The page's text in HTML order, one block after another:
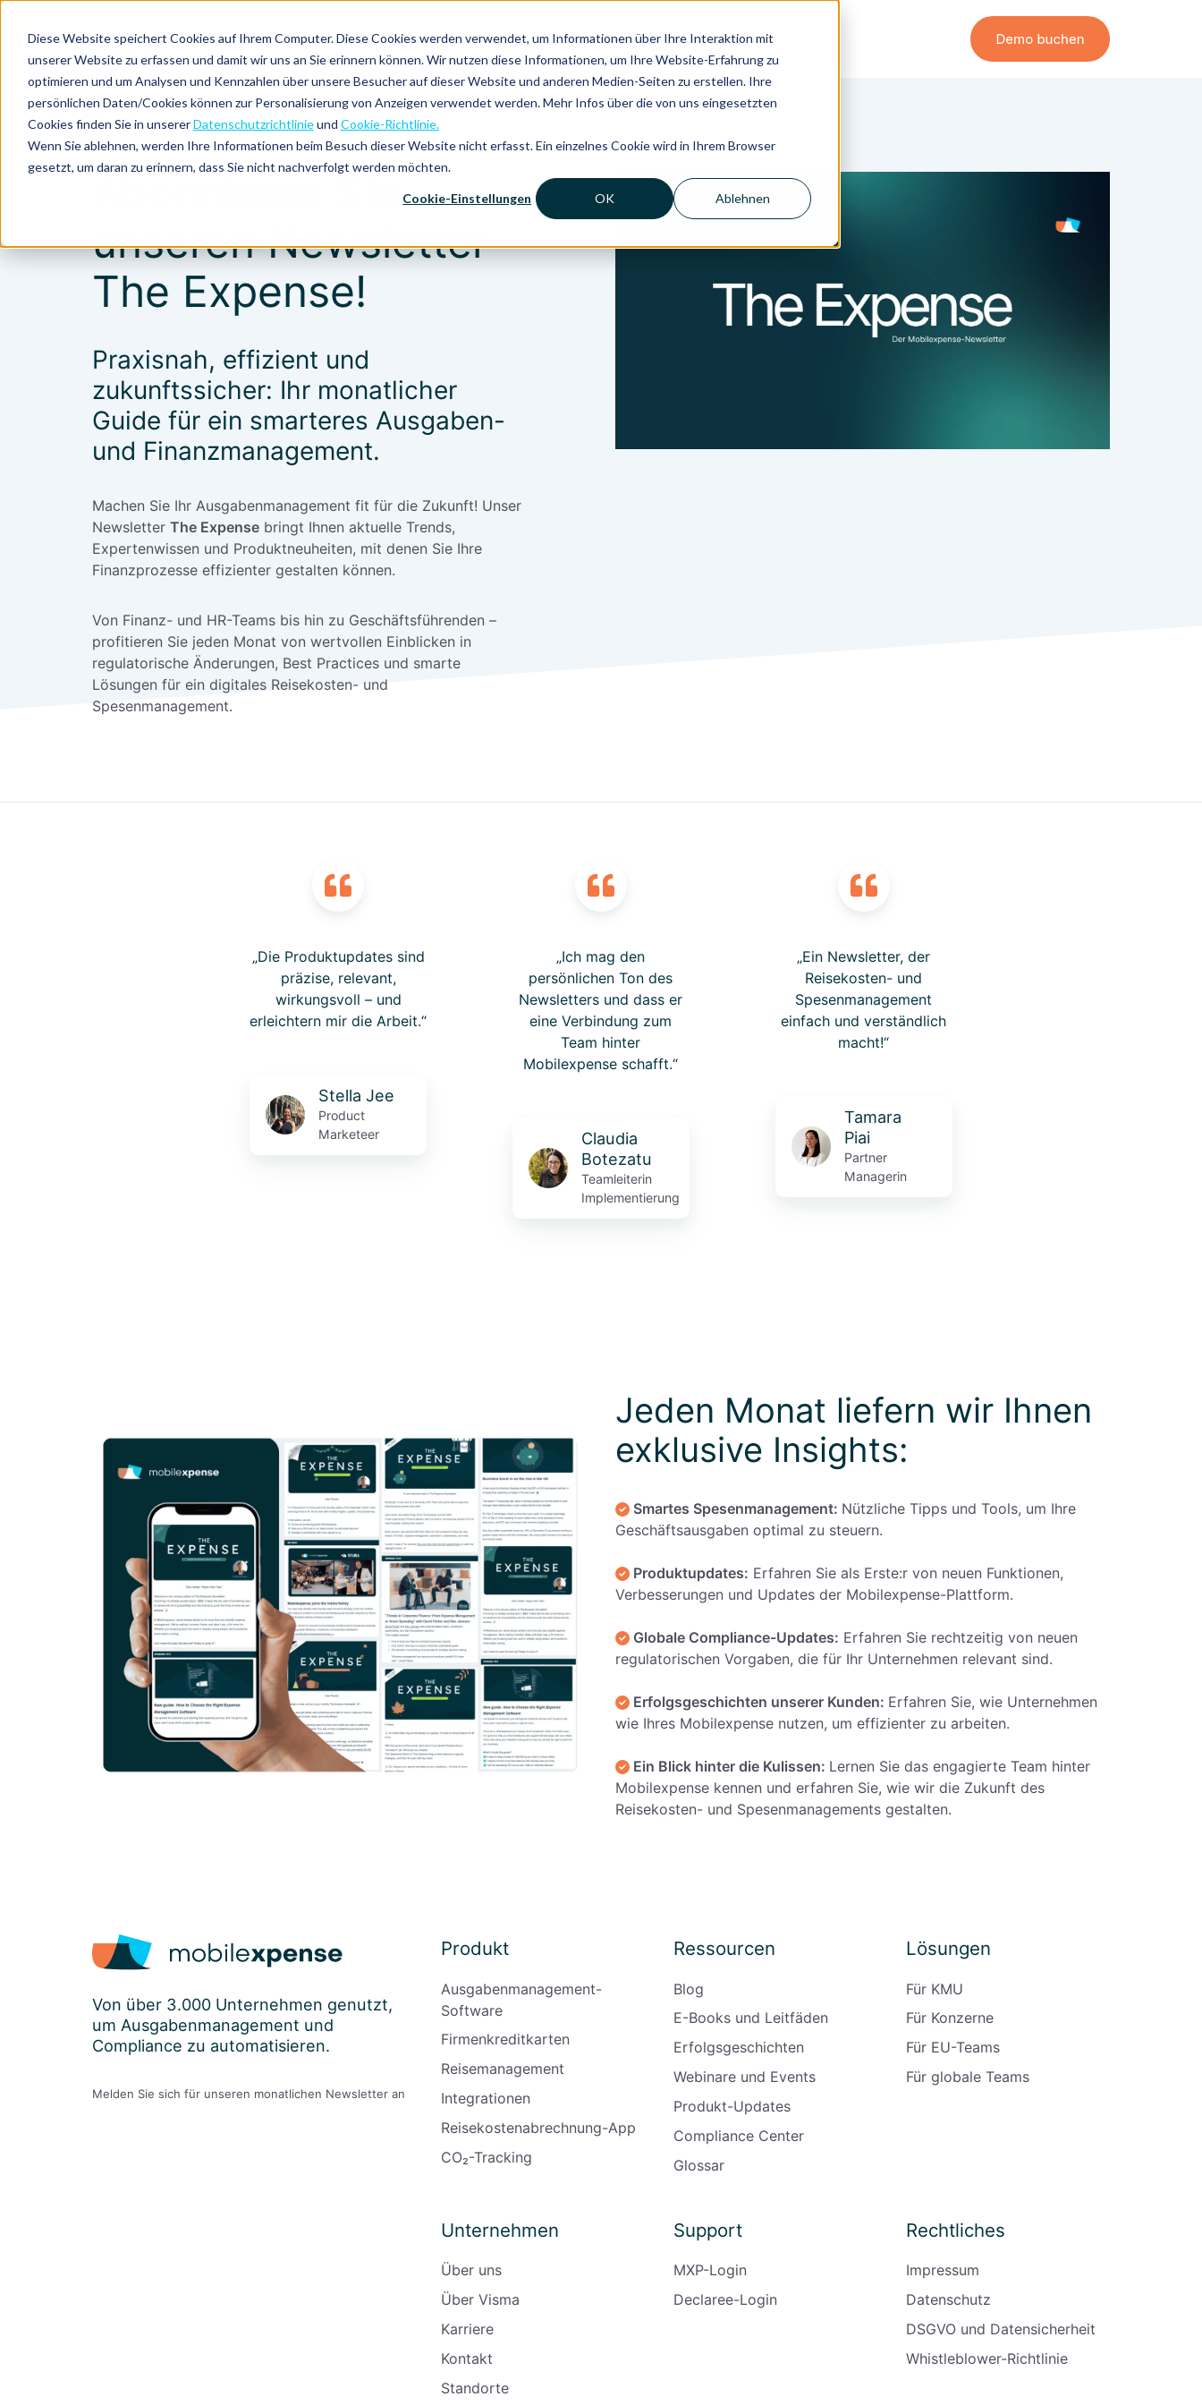
Diese Website speichert Cookies auf Ihrem Computer. Diese Cookies werden verwendet, um Informationen über Ihre Interaktion mit
unserer Website zu erfassen und damit wir uns an Sie erinnern können. Wir nutzen diese Informationen, um Ihre Website-Erfahrung zu
optimieren und um Analysen und Kennzahlen über unsere Besucher auf dieser Website und anderen Medien-Seiten zu erstellen. Ihre
persönlichen Daten/Cookies können zur Personalisierung von Anzeigen verwendet werden. Mehr Infos über die von uns eingesetzten
Cookies finden Sie in unsererDatenschutzrichtlinieund Cookie-Richtlinie.
Wenn Sie ablehnen, werden Ihre Informationen beim Besuch dieser Website nicht erfasst. Ein einzelnes Cookie wird in Ihrem Browser
gesetzt, um daran zu erinnern, dass Sie nicht nachverfolgt werden möchten.
Cookie-Einstellungen OK Ablehnen
NEWSLETTER
unseren Newsletter
The Expense!
Praxisnah, effizient und
zukunftssicher: Ihr monatlicher
Guide für ein smarteres Ausgaben-
und Finanzmanagement.
Machen Sie Ihr Ausgabenmanagement fit für die Zukunft! Unser
Newsletter The Expense bringt Ihnen aktuelle Trends,
Expertenwissen und Produktneuheiten, mit denen Sie Ihre
Finanzprozesse effizienter gestalten können.
Von Finanz- und HR-Teams bis hin zu Geschäftsführenden –
profitieren Sie jeden Monat von wertvollen Einblicken in
regulatorische Änderungen, Best Practices und smarte
Lösungen für ein digitales Reisekosten- und
Spesenmanagement.
„Die Produktupdates sind
präzise, relevant,
wirkungsvoll – und
erleichtern mir die Arbeit.“
Stella Jee
Product
Marketeer
„Ich mag den
persönlichen Ton des
Newsletters und dass er
eine Verbindung zum
Team hinter
Mobilexpense schafft.“
Claudia
Botezatu
Teamleiterin
Implementierung
„Ein Newsletter, der
Reisekosten- und
Spesenmanagement
einfach und verständlich
macht!“
Tamara
Piai
Partner
Managerin
Jeden Monat liefern wir Ihnen
exklusive Insights:
Smartes Spesenmanagement: Nützliche Tipps und Tools, um Ihre
Geschäftsausgaben optimal zu steuern.
Produktupdates: Erfahren Sie als Erste:r von neuen Funktionen,
Verbesserungen und Updates der Mobilexpense-Plattform.
Globale Compliance-Updates: Erfahren Sie rechtzeitig von neuen
regulatorischen Vorgaben, die für Ihr Unternehmen relevant sind.
Erfolgsgeschichten unserer Kunden: Erfahren Sie, wie Unternehmen
wie Ihres Mobilexpense nutzen, um effizienter zu arbeiten.
Ein Blick hinter die Kulissen: Lernen Sie das engagierte Team hinter
Mobilexpense kennen und erfahren Sie, wie wir die Zukunft des
Reisekosten- und Spesenmanagements gestalten.
Von über 3.000 Unternehmen genutzt,
um Ausgabenmanagement und
Compliance zu automatisieren.
Melden Sie sich für unseren monatlichen Newsletter an
Produkt
Ausgabenmanagement-
Software
Firmenkreditkarten
Reisemanagement
Integrationen
Reisekostenabrechnung-App
CO₂-Tracking
Ressourcen
Blog
E-Books und Leitfäden
Erfolgsgeschichten
Webinare und Events
Produkt-Updates
Compliance Center
Glossar
Lösungen
Für KMU
Für Konzerne
Für EU-Teams
Für globale Teams
Unternehmen
Über uns
Über Visma
Karriere
Kontakt
Standorte
Support
MXP-Login
Declaree-Login
Rechtliches
Impressum
Datenschutz
DSGVO und Datensicherheit
Whistleblower-Richtlinie